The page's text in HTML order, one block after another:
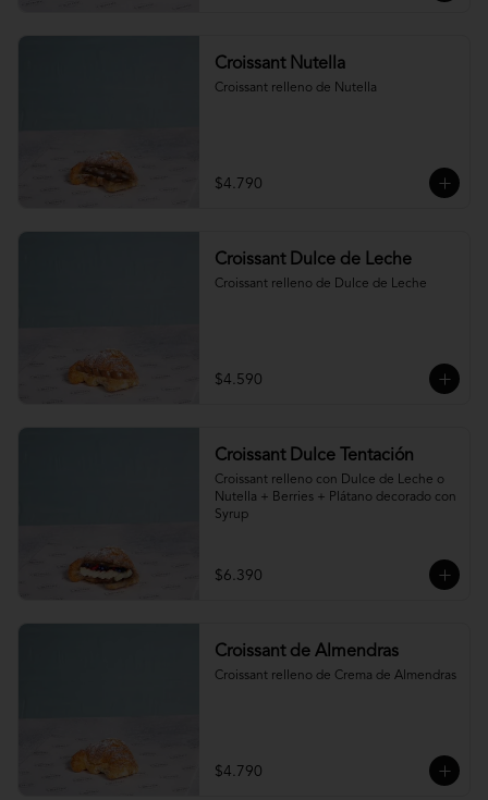
Croissant Nutella
Croissant relleno de Nutella
$4.790
Croissant Dulce de Leche
Croissant relleno de Dulce de Leche
$4.590
Croissant Dulce Tentación
Croissant relleno con Dulce de Leche o
Nutella + Berries + Plátano decorado con
Syrup
$6.390
Croissant de Almendras
Croissant relleno de Crema de Almendras
$4.790